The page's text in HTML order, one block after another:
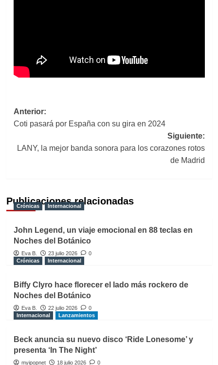
Navegación
de
entradas
Anterior:
Coti pasará por España con su gira en 2024
Siguiente:
LANY, la mejor banda sonora para los corazones rotos
de Madrid
Publicaciones relacionadas
Crónicas Internacional
John Legend, un viaje emocional en 88 teclas en
Noches del Botánico
Eva B. 23 julio 2026
0
Crónicas
Internacional
Biffy Clyro hace florecer el lado más rockero de
Noches del Botánico
Eva B. 22 julio 2026
0
Internacional
Lanzamientos
Beck anuncia su nuevo disco ‘Ride Lonesome’ y
presenta ‘In The Night’
myipopnet 18 julio 2026 0